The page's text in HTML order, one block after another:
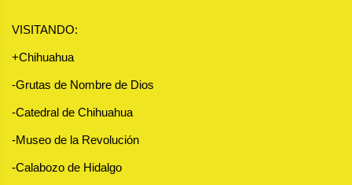
VISITANDO:
+Chihuahua
-Grutas de Nombre de Dios
-Catedral de Chihuahua
-Museo de la Revolución
-Calabozo de Hidalgo